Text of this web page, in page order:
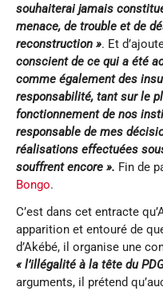
souhaiterai jamais
menace, de trouble et de
reconstruction ». Et
conscient de ce qui a été
comme également des
responsabilité, tant sur le
fonctionnement de nos
responsable de mes
réalisations effectuées
souffrent encore ». Fin de
Bongo.
C’est dans cet entracte
apparition et entouré de
d’Akébé, il organise une
« l’illégalité à la tête du
arguments, il prétend